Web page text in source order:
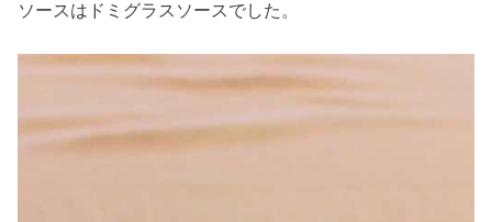
ソースはドミグラスソースでした。